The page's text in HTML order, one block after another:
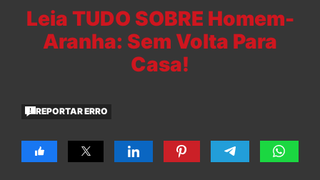
Leia TUDO SOBRE Homem-
Aranha: Sem Volta Para
Casa!
REPORTAR ERRO